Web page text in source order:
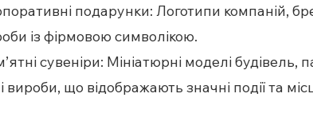
подарунки: Логотипи компаній,
із фірмовою символікою.
сувеніри: Мініатюрні моделі будівель,
вироби, що відображають значні події та